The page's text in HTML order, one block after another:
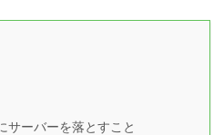
サーバーを落とすこと